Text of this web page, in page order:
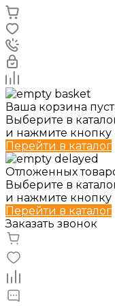
Ваша корзина
Выберите в
и нажмите кнопку
Перейти в каталог
Отложенных
Выберите в
и нажмите кнопку
Перейти в каталог
Заказать звонок